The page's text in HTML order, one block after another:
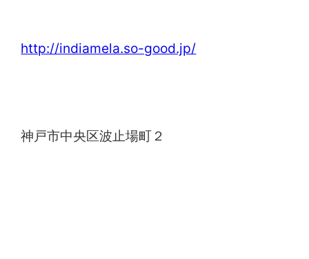
http://indiamela.so-good.jp/
神戸市中央区波止場町２